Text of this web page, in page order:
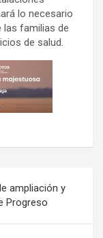
lo necesario
las familias de
de salud.
ampliación y
Progreso